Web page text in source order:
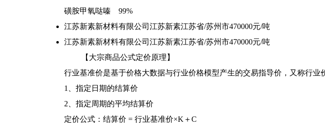
磺胺甲氧哒嗪 99%
江苏新素新材料有限公司 江苏新素江苏省/苏州市470000元/吨
江苏新素新材料有限公司 江苏新素江苏省/苏州市470000元/吨
【大宗商品公式定价原理】
行业基准价是基于价格大数据与行业价格模型产生的交易指导价，又称行业
1、指定日期的结算价
2、指定周期的平均结算价
定价公式：结算价 = 行业基准价×K＋C